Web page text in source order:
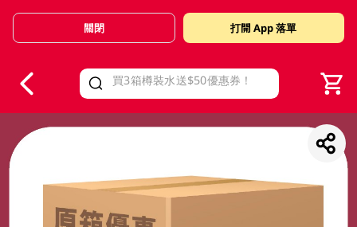
Valid Until 30 June 2026
關閉 打開 App 落單